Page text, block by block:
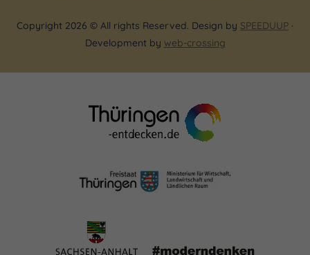
Copyright 2026 © All rights Reserved. Design by SPEEDUUP ·
Development by web-crossing